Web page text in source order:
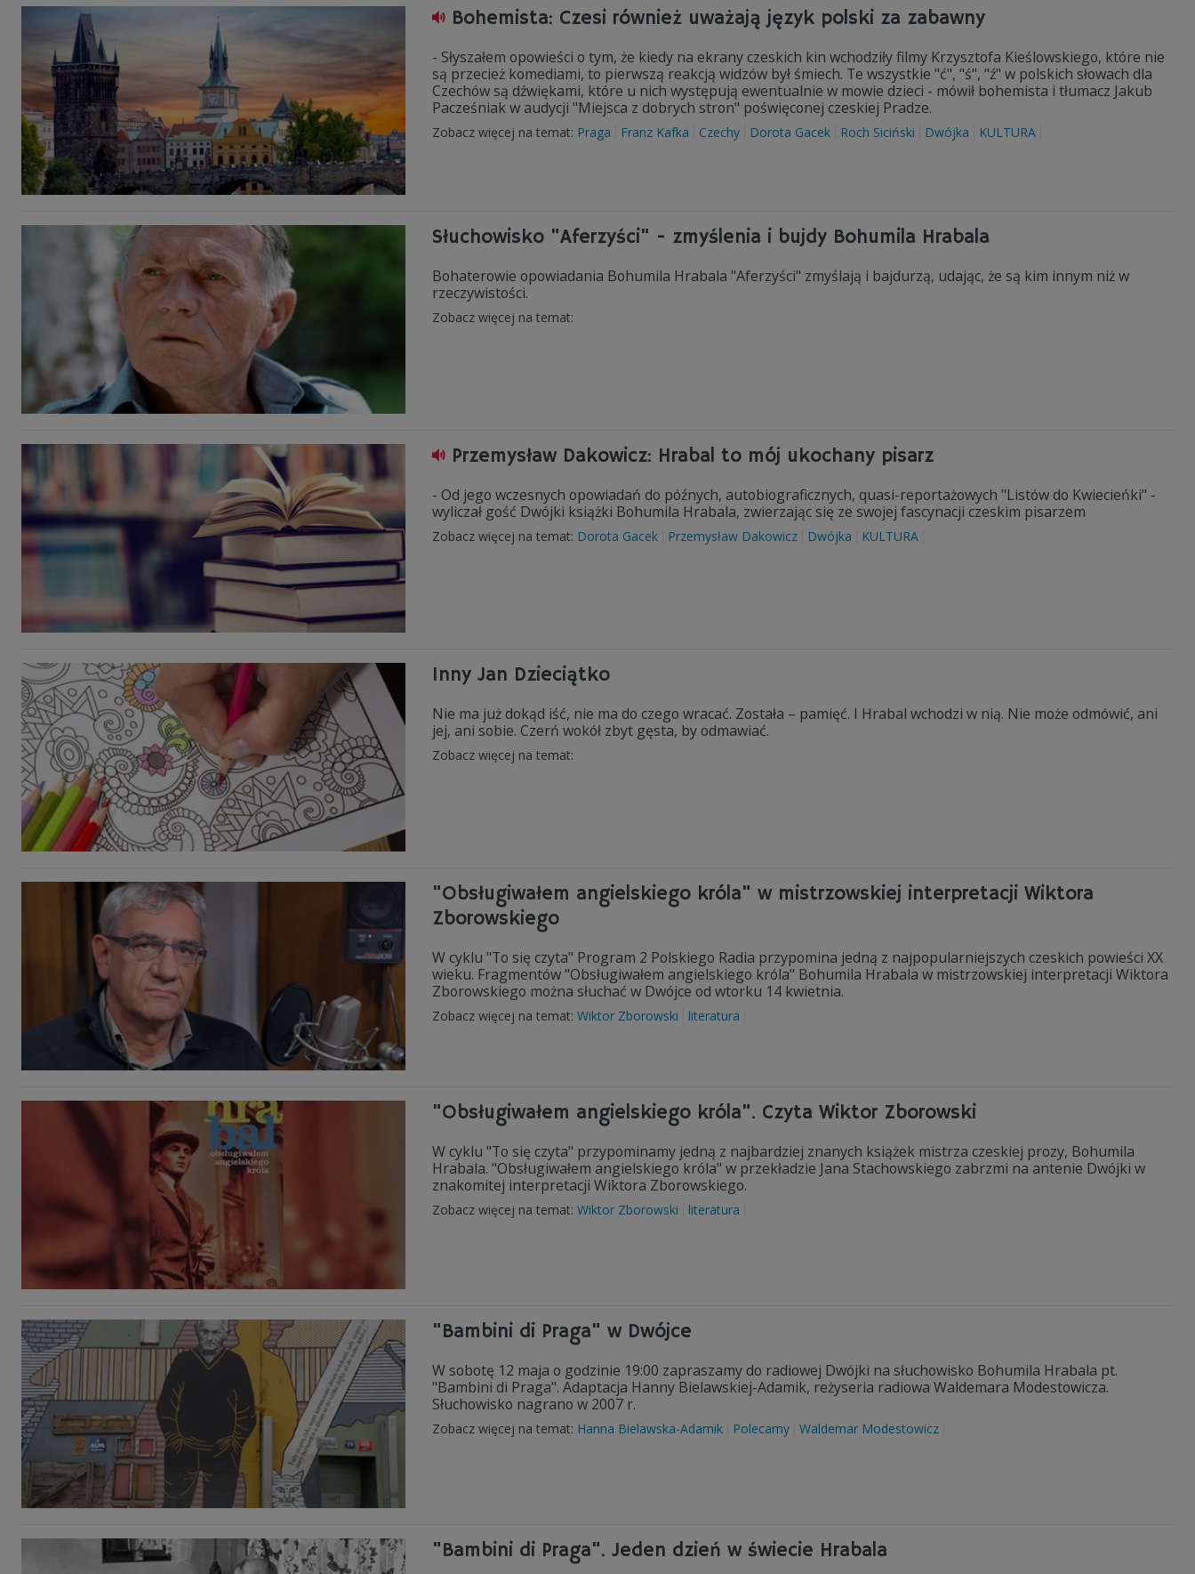
Bohemista: Czesi również uważają język polski za zabawny
- Słyszałem opowieści o tym, że kiedy na ekrany czeskich kin wchodziły filmy Krzysztofa Kieślowskiego, które nie
są przecież komediami, to pierwszą reakcją widzów był śmiech. Te wszystkie "ć", "ś", "ź" w polskich słowach dla
Czechów są dźwiękami, które u nich występują ewentualnie w mowie dzieci - mówił bohemista i tłumacz Jakub
Pacześniak w audycji "Miejsca z dobrych stron" poświęconej czeskiej Pradze.
Zobacz więcej na temat: Praga Franz Kafka Czechy Dorota Gacek Roch Siciński Dwójka KULTURA
Słuchowisko "Aferzyści" - zmyślenia i bujdy Bohumila Hrabala
Bohaterowie opowiadania Bohumila Hrabala "Aferzyści" zmyślają i bajdurzą, udając, że są kim innym niż w
rzeczywistości.
Zobacz więcej na temat:
Przemysław Dakowicz: Hrabal to mój ukochany pisarz
- Od jego wczesnych opowiadań do późnych, autobiograficznych, quasi-reportażowych "Listów do Kwiecieńki" -
wyliczał gość Dwójki książki Bohumila Hrabala, zwierzając się ze swojej fascynacji czeskim pisarzem
Zobacz więcej na temat: Dorota Gacek Przemysław Dakowicz Dwójka KULTURA
Inny Jan Dzieciątko
Nie ma już dokąd iść, nie ma do czego wracać. Została – pamięć. I Hrabal wchodzi w nią. Nie może odmówić, ani
jej, ani sobie. Czerń wokół zbyt gęsta, by odmawiać.
Zobacz więcej na temat:
"Obsługiwałem angielskiego króla" w mistrzowskiej interpretacji Wiktora
Zborowskiego
W cyklu "To się czyta" Program 2 Polskiego Radia przypomina jedną z najpopularniejszych czeskich powieści XX
wieku. Fragmentów "Obsługiwałem angielskiego króla" Bohumila Hrabala w mistrzowskiej interpretacji Wiktora
Zborowskiego można słuchać w Dwójce od wtorku 14 kwietnia.
Zobacz więcej na temat: Wiktor Zborowski literatura
"Obsługiwałem angielskiego króla". Czyta Wiktor Zborowski
W cyklu "To się czyta" przypominamy jedną z najbardziej znanych książek mistrza czeskiej prozy, Bohumila
Hrabala. "Obsługiwałem angielskiego króla" w przekładzie Jana Stachowskiego zabrzmi na antenie Dwójki w
znakomitej interpretacji Wiktora Zborowskiego.
Zobacz więcej na temat: Wiktor Zborowski literatura
"Bambini di Praga" w Dwójce
W sobotę 12 maja o godzinie 19:00 zapraszamy do radiowej Dwójki na słuchowisko Bohumila Hrabala pt.
"Bambini di Praga". Adaptacja Hanny Bielawskiej-Adamik, reżyseria radiowa Waldemara Modestowicza.
Słuchowisko nagrano w 2007 r.
Zobacz więcej na temat: Hanna Bielawska-Adamik Polecamy Waldemar Modestowicz
"Bambini di Praga". Jeden dzień w świecie Hrabala